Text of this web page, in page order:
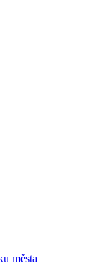
města